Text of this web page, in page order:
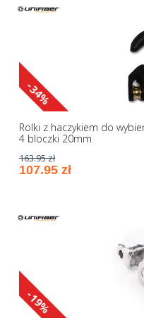
-34%
Rolki z haczykiem do
4 bloczki 20mm
163.95 zł
107.95 zł
-19%